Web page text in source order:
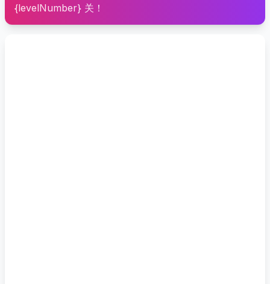
{levelNumber} 关！